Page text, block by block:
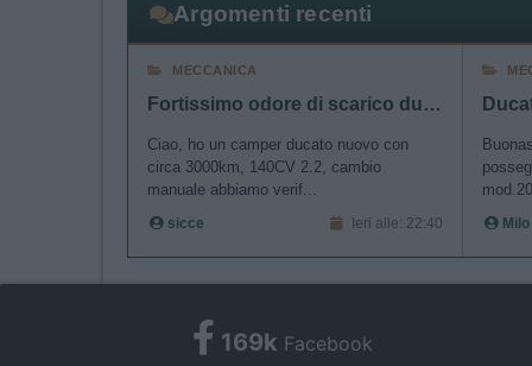
Argomenti recenti
MECCANICA
Fortissimo odore di scarico durante rigeneraz FAP
Ciao, ho un camper ducato nuovo con
circa 3000km, 140CV 2.2, cambio
manuale abbiamo verif...
sicce Ieri alle: 22:40 Milo
169k Facebook